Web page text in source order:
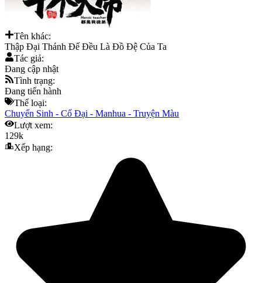
Tên khác:
Thập Đại Thánh Đế Đều Là Đồ Đệ Của Ta
Tác giả:
Đang cập nhật
Tình trạng:
Đang tiến hành
Thể loại:
Chuyển Sinh - Cổ Đại - Manhua - Truyện Màu
Lượt xem:
129k
Xếp hạng: